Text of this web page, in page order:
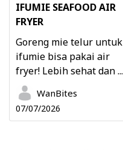
IFUMIE SEAFOOD AIR
FRYER
Goreng mie telur untuk
ifumie bisa pakai air
fryer! Lebih sehat dan ...
WanBites
07/07/2026